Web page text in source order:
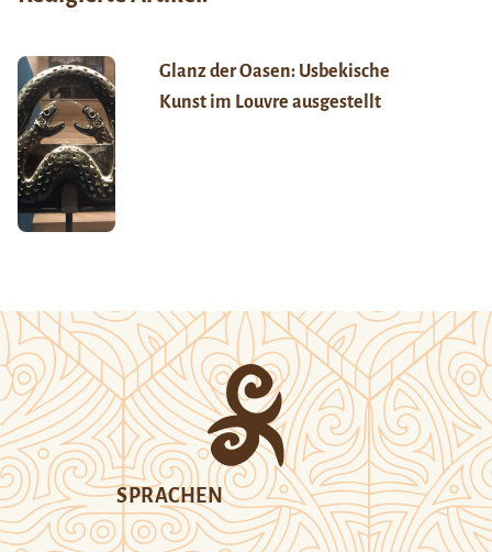
Glanz der Oasen: Usbekische
Kunst im Louvre ausgestellt
SPRACHEN